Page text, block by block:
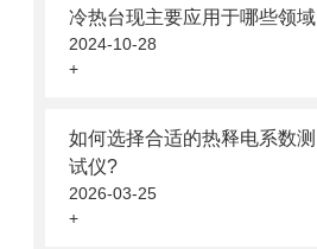
冷热台现主要应用于哪些领域
2024-10-28
+
如何选择合适的热释电系数测
试仪?
2026-03-25
+